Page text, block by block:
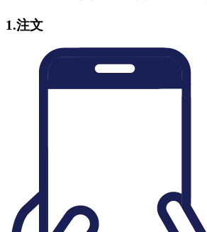
オピオイド薬物中毒になりやすさ
神経質な性格になる傾向
加齢に伴う神経症
身長
生活満足度
朝型人間になる傾向
1.注文